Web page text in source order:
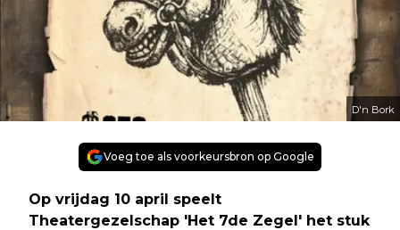
D'n Bork
Voeg toe als voorkeursbron op Google
Op vrijdag 10 april speelt
Theatergezelschap 'Het 7de Zegel' het stuk